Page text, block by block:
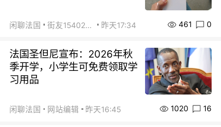
闲聊法国 街友15402223 昨天17:34 461 0
法国圣但尼宣布：2026年秋
季开学，小学生可免费领取学
习用品
闲聊法国 网站编辑 昨天16:45 1020 16